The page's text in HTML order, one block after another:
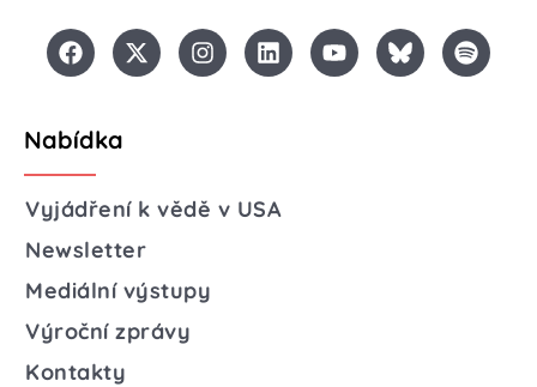
Nabídka
Vyjádření k vědě v USA
Newsletter
Mediální výstupy
Výroční zprávy
Kontakty